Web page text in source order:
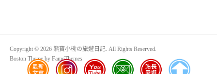
Copyright © 2026 熊寶小榆の旅遊日記. All Rights Reserved.
Boston Theme by FameThemes